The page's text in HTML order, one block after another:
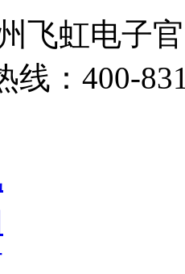
飞虹电子
线：400-